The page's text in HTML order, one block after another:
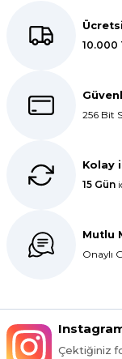
Kapları
10.000
256 Bit
Kolay
15 Gün
Mutlu
Onaylı
Çektiğiniz